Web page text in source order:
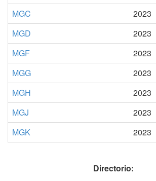
MGC
2023
MGD
2023
MGF
2023
MGG
2023
MGH
2023
MGJ
2023
MGK
2023
Directorio: